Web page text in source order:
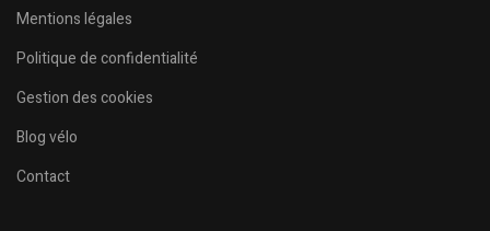
Mentions légales
Politique de confidentialité
Gestion des cookies
Blog vélo
Contact